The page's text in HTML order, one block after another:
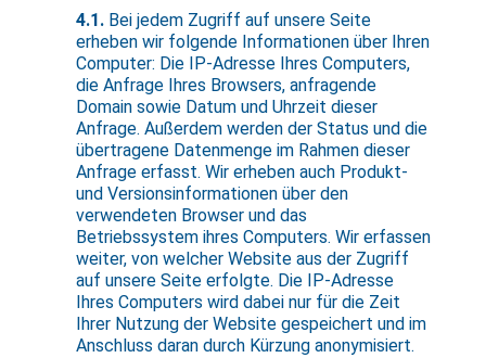
4.1. Bei jedem Zugriff auf unsere Seite
erheben wir folgende Informationen über Ihren
Computer: Die IP-Adresse Ihres Computers,
die Anfrage Ihres Browsers, anfragende
Domain sowie Datum und Uhrzeit dieser
Anfrage. Außerdem werden der Status und die
übertragene Datenmenge im Rahmen dieser
Anfrage erfasst. Wir erheben auch Produkt-
und Versionsinformationen über den
verwendeten Browser und das
Betriebssystem ihres Computers. Wir erfassen
weiter, von welcher Website aus der Zugriff
auf unsere Seite erfolgte. Die IP-Adresse
Ihres Computers wird dabei nur für die Zeit
Ihrer Nutzung der Website gespeichert und im
Anschluss daran durch Kürzung anonymisiert.